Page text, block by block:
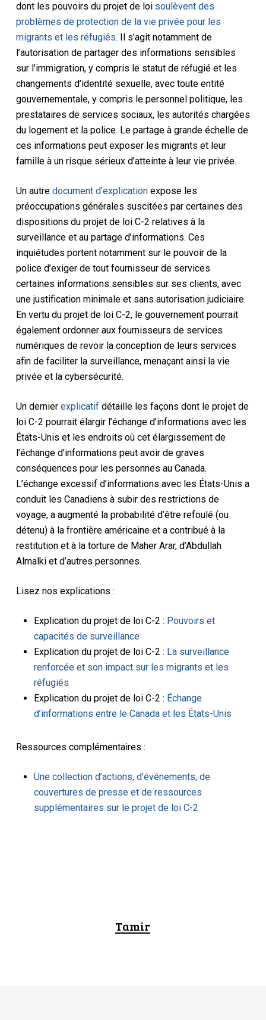
dont les pouvoirs du projet de loi soulèvent des
problèmes de protection de la vie privée pour les
migrants et les réfugiés. Il s’agit notamment de
l’autorisation de partager des informations sensibles
sur l’immigration, y compris le statut de réfugié et les
changements d’identité sexuelle, avec toute entité
gouvernementale, y compris le personnel politique, les
prestataires de services sociaux, les autorités chargées
du logement et la police. Le partage à grande échelle de
ces informations peut exposer les migrants et leur
famille à un risque sérieux d’atteinte à leur vie privée.
Un autre document d’explicationexpose les
préoccupations générales suscitées par certaines des
dispositions du projet de loi C-2 relatives à la
surveillance et au partage d’informations. Ces
inquiétudes portent notamment sur le pouvoir de la
police d’exiger de tout fournisseur de services
certaines informations sensibles sur ses clients, avec
une justification minimale et sans autorisation judiciaire.
En vertu du projet de loi C-2, le gouvernement pourrait
également ordonner aux fournisseurs de services
numériques de revoir la conception de leurs services
afin de faciliter la surveillance, menaçant ainsi la vie
privée et la cybersécurité.
Un dernier explicatifdétaille les façons dont le projet de
loi C-2 pourrait élargir l’échange d’informations avec les
États-Unis et les endroits où cet élargissement de
l’échange d’informations peut avoir de graves
conséquences pour les personnes au Canada.
L’échange excessif d’informations avec les États-Unis a
conduit les Canadiens à subir des restrictions de
voyage, a augmenté la probabilité d’être refoulé (ou
détenu) à la frontière américaine et a contribué à la
restitution et à la torture de Maher Arar, d’Abdullah
Almalki et d’autres personnes.
Lisez nos explications :
Explication du projet de loi C-2 : Pouvoirs et
capacités de surveillance
Explication du projet de loi C-2 : La surveillance
renforcée et son impact sur les migrants et les
réfugiés
Explication du projet de loi C-2 : Échange
d’informations entre le Canada et les États-Unis
Ressources complémentaires :
Une collection d’actions, d’événements, de
couvertures de presse et de ressources
supplémentaires sur le projet de loi C-2
Tamir